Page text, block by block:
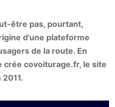
être pas, pourtant,
d’une plateforme
de la route. En
crée covoiturage.fr, le site